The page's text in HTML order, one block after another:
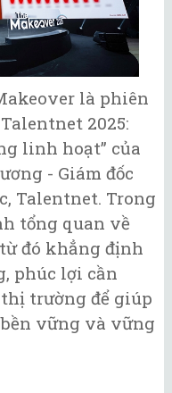
là phiên
2025:
linh hoạt” của
- Giám đốc
Talentnet. Trong
tổng quan về
đó khẳng định
phúc lợi cần
trường để giúp
vững và vững